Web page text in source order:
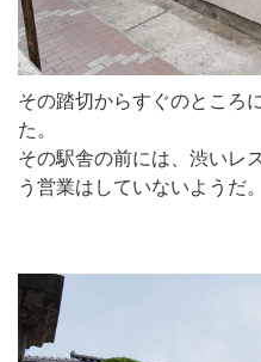
その踏切からすぐのところ
た。
その駅舎の前には、渋いレ
う営業はしていないようだ。